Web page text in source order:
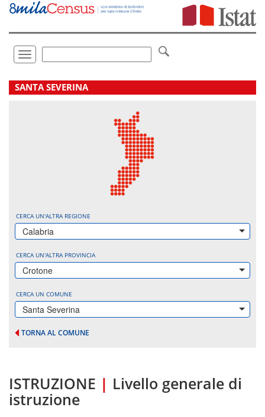
Vai
direttamente
Toggle
navigation
.
SANTA SEVERINA
CERCA UN'ALTRA REGIONE
Calabria
CERCA UN'ALTRA PROVINCIA
Crotone
CERCA UN COMUNE
Santa Severina
TORNA AL COMUNE
ISTRUZIONE | Livello generale di
istruzione